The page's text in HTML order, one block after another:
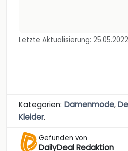
Letzte Aktualisierung: 25.05.2022
Kategorien: Damenmode,
Kleider.
Gefunden von
DailyDeal Redaktion